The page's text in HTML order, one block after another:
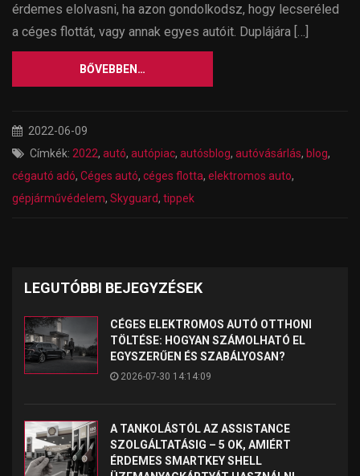
érdemes elolvasni, ha azon gondolkodsz, hogy lecseréled
a céges flottát, vagy annak egyes autóit. Duplájára […]
BŐVEBBEN…
2022-06-09
Címkék: 2022, autó, autópiac, autósblog, autóvásárlás, blog,
cégautó adó, Céges autó, céges flotta, elektromos auto,
gépjárművédelem, Skyguard, tippek
LEGUTÓBBI BEJEGYZÉSEK
CÉGES ELEKTROMOS AUTÓ OTTHONI
TÖLTÉSE: HOGYAN SZÁMOLHATÓ EL
EGYSZERŰEN ÉS SZABÁLYOSAN?
2026-07-30 14:14:09
A TANKOLÁSTÓL AZ ASSISTANCE
SZOLGÁLTATÁSIG – 5 OK, AMIÉRT
ÉRDEMES SMARTKEY SHELL